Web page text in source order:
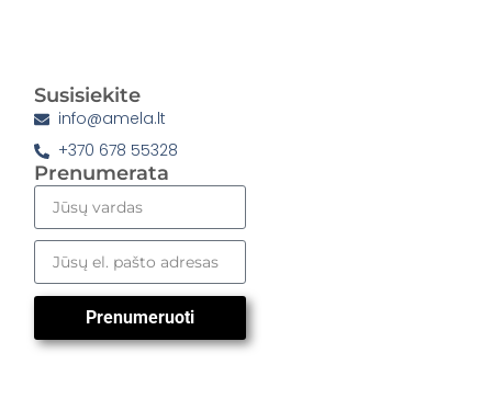
Susisiekite
info@amela.lt
+370 678 55328
Prenumerata
Prenumeruoti